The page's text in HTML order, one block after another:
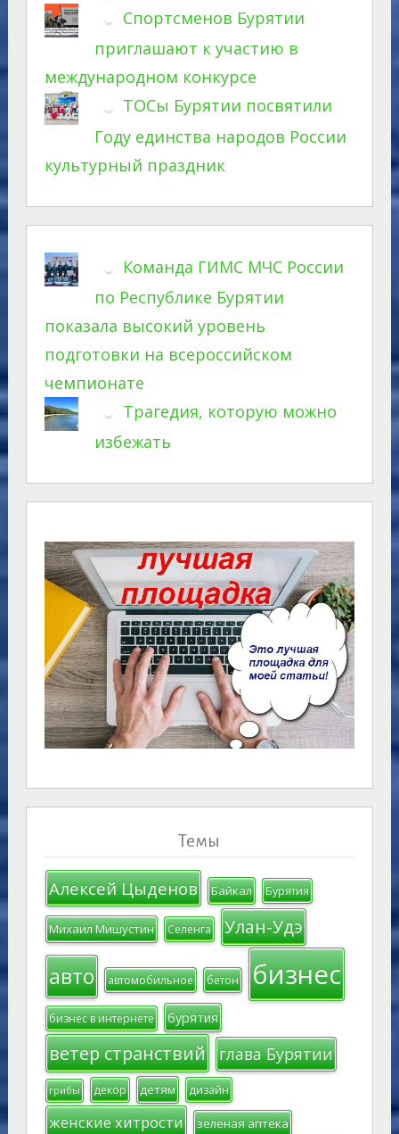
Спортсменов Бурятии
приглашают к участию в
международном конкурсе
ТОСы Бурятии посвятили
Году единства народов России
культурный праздник
Команда ГИМС МЧС России
по Республике Бурятии
показала высокий уровень
подготовки на всероссийском
чемпионате
Трагедия, которую можно
избежать
Темы
Алексей Цыденов Байкал Бурятия
Михаил Мишустин Селенга Улан-Удэ
авто автомобильное бетон бизнес
бизнес в интернете бурятия
ветер странствий глава Бурятии
грибы декор детям дизайн
женские хитрости зеленая аптека